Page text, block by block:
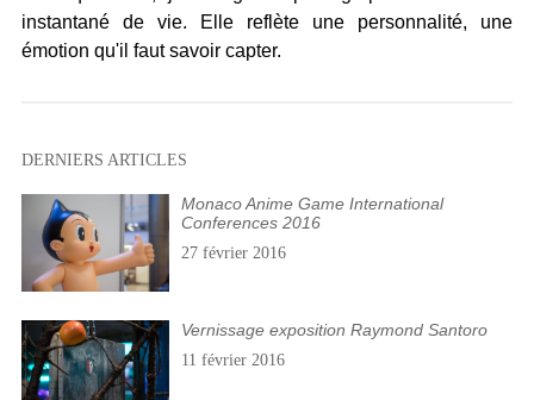
instantané de vie. Elle reflète une personnalité, une
émotion qu'il faut savoir capter.
DERNIERS ARTICLES
Monaco Anime Game International
Conferences 2016
27 février 2016
Vernissage exposition Raymond Santoro
11 février 2016